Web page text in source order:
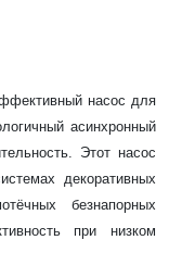
насос для
асинхронный
Этот насос
декоративных
безнапорных
при низком